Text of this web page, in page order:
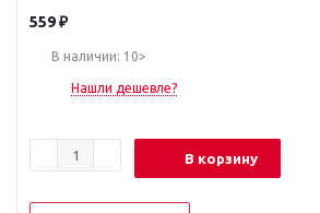
559₽
В наличии: 10>
Нашли дешевле?
В корзину